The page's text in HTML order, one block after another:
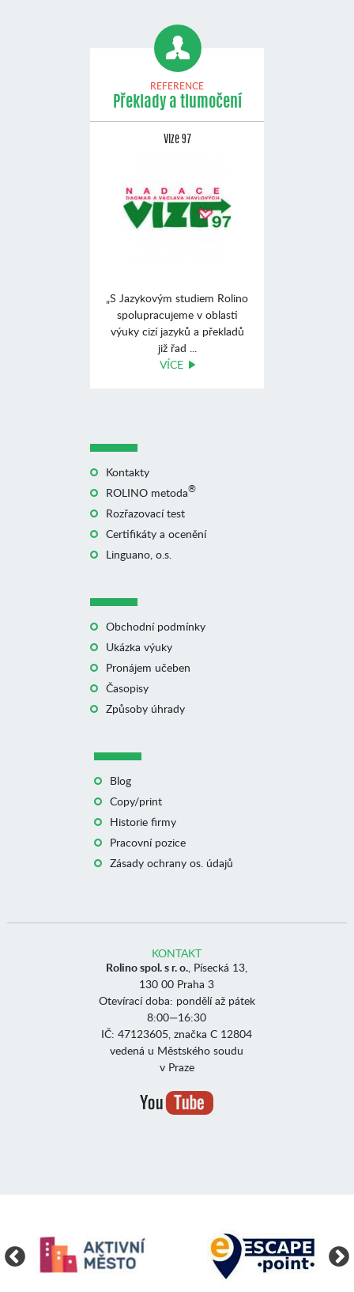
REFERENCE
Překlady a tlumočení
Vize 97
„S Jazykovým studiem Rolino
spolupracujeme v oblasti
výuky cizí jazyků a překladů
již řad ...
VÍCE
Kontakty
ROLINO metoda®
Rozřazovací test
Certifikáty a ocenění
Linguano, o.s.
Obchodní podmínky
Ukázka výuky
Pronájem učeben
Časopisy
Způsoby úhrady
Blog
Copy/print
Historie firmy
Pracovní pozice
Zásady ochrany os. údajů
KONTAKT
Rolino spol. s r. o., Písecká 13,
130 00 Praha 3
Otevírací doba: pondělí až pátek
8:00—16:30
IČ: 47123605, značka C 12804
vedená u Městského soudu
v Praze